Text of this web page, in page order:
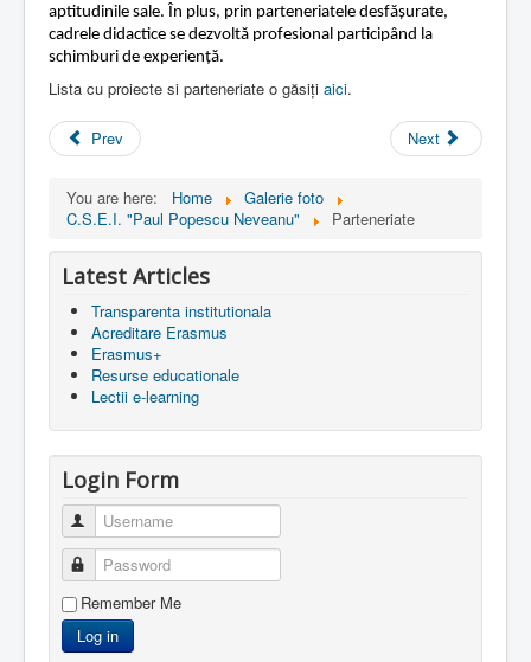
aptitudinile sale. În plus, prin parteneriatele desfășurate,
cadrele didactice se dezvoltă profesional participând la
schimburi de experiență.
Lista cu proiecte si parteneriate o găsiți aici.
Prev Next
You are here: Home
Galerie foto
C.S.E.I. "Paul Popescu Neveanu"
Parteneriate
Latest Articles
Transparenta institutionala
Acreditare Erasmus
Erasmus+
Resurse educationale
Lectii e-learning
Login Form
Username
Password
Remember Me
Log in